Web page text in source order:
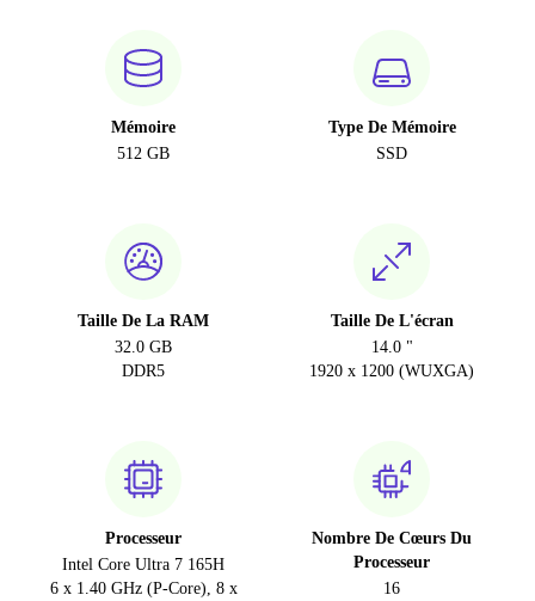
Mémoire
512 GB
Type De Mémoire
SSD
Taille De La RAM
32.0 GB
DDR5
Taille De L'écran
14.0 "
1920 x 1200 (WUXGA)
Processeur
Intel Core Ultra 7 165H
6 x 1.40 GHz (P-Core), 8 x
Nombre De Cœurs Du
Processeur
16